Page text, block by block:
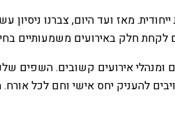
חוויה קולינרית ייחודית. מאז ועד
לקחת חלק באירועים משמעותיים
אירועים קשובים. השפים
להעניק יחס אישי וחם לכל